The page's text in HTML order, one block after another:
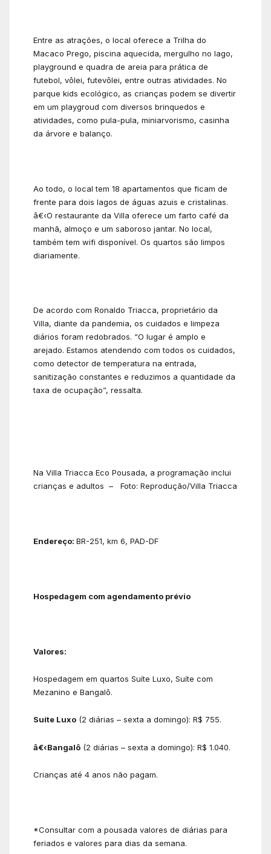
Entre as atrações, o local oferece a Trilha do
Macaco Prego, piscina aquecida, mergulho no lago,
playground e quadra de areia para prática de
futebol, vôlei, futevôlei, entre outras atividades. No
parque kids ecológico, as crianças podem se divertir
em um playgroud com diversos brinquedos e
atividades, como pula-pula, miniarvorismo, casinha
da árvore e balanço.
Ao todo, o local tem 18 apartamentos que ficam de
frente para dois lagos de águas azuis e cristalinas.
â€‹O restaurante da Villa oferece um farto café da
manhã, almoço e um saboroso jantar. No local,
também tem wifi disponível. Os quartos são limpos
diariamente.
De acordo com Ronaldo Triacca, proprietário da
Villa, diante da pandemia, os cuidados e limpeza
diários foram redobrados. “O lugar é amplo e
arejado. Estamos atendendo com todos os cuidados,
como detector de temperatura na entrada,
sanitização constantes e reduzimos a quantidade da
taxa de ocupação”, ressalta.
Na Villa Triacca Eco Pousada, a programação inclui
crianças e adultos – Foto: Reprodução/Villa Triacca
Endereço: BR-251, km 6, PAD-DF
Hospedagem com agendamento prévio
Valores:
Hospedagem em quartos Suíte Luxo, Suíte com
Mezanino e Bangalô.
Suíte Luxo (2 diárias – sexta a domingo): R$ 755.
â€‹Bangalô (2 diárias – sexta a domingo): R$ 1.040.
Crianças até 4 anos não pagam.
*Consultar com a pousada valores de diárias para
feriados e valores para dias da semana.